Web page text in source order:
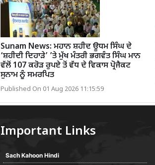
Sunam News: ਮਹਾਨ ਸ਼ਹੀਦ ਊਧਮ ਸਿੰਘ ਦੇ
‘ਸ਼ਹੀਦੀ ਦਿਹਾੜੇ’ ’ਤੇ ਮੁੱਖ ਮੰਤਰੀ ਭਗਵੰਤ ਸਿੰਘ ਮਾਨ
ਵੱਲੋਂ 107 ਕਰੋੜ ਰੁਪਏ ਤੋਂ ਵੱਧ ਦੇ ਵਿਕਾਸ ਪ੍ਰੋਜੈਕਟ
ਸੁਨਾਮ ਨੂੰ ਸਮਰਪਿਤ
Published On 01 Aug 2026 11:15:59
Important Links
Sach Kahoon Hindi